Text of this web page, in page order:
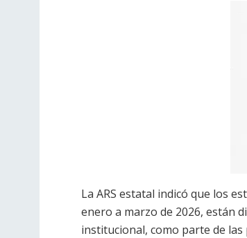
La ARS estatal indicó que los
enero a marzo de 2026, están
institucional, como parte de